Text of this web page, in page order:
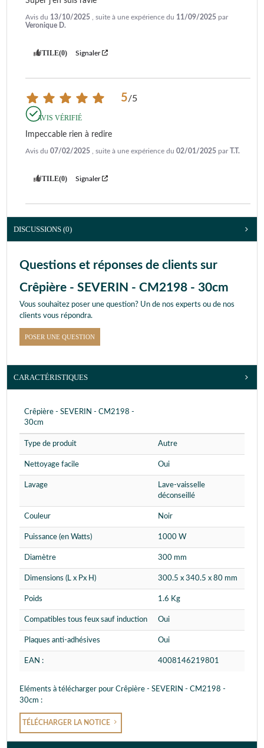
Avis du 13/10/2025 , suite à une expérience du 11/09/2025 par
Veronique D.
UTILE(0) Signaler
5/5
AVIS VÉRIFIÉ
Impeccable rien à redire
Avis du 07/02/2025 , suite à une expérience du 02/01/2025 parT.T.
UTILE(0) Signaler
DISCUSSIONS (0)
Questions et réponses de clients sur
Crêpière - SEVERIN - CM2198 - 30cm
Vous souhaitez poser une question? Un de nos experts ou de nos
clients vous répondra.
POSER UNE QUESTION
CARACTÉRISTIQUES
Crêpière - SEVERIN - CM2198 -
30cm
Type de produit Autre
Nettoyage facile Oui
Lavage
Lave-vaisselle
déconseillé
Couleur Noir
Puissance (en Watts) 1000 W
Diamètre 300 mm
Dimensions (L x Px H) 300.5 x 340.5 x 80 mm
Poids 1.6 Kg
Compatibles tous feux sauf induction Oui
Plaques anti-adhésives Oui
EAN : 4008146219801
Eléments à télécharger pour Crêpière - SEVERIN - CM2198 -
30cm :
TÉLÉCHARGER LA NOTICE